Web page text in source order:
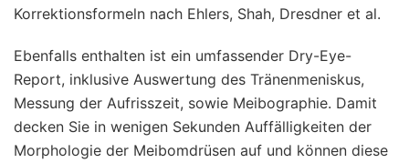
Korrektionsformeln nach Ehlers, Shah, Dresdner et al.
Ebenfalls enthalten ist ein umfassender Dry-Eye-
Report, inklusive Auswertung des Tränenmeniskus,
Messung der Aufrisszeit, sowie Meibographie. Damit
decken Sie in wenigen Sekunden Auffälligkeiten der
Morphologie der Meibomdrüsen auf und können diese